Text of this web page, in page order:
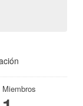
Miembros